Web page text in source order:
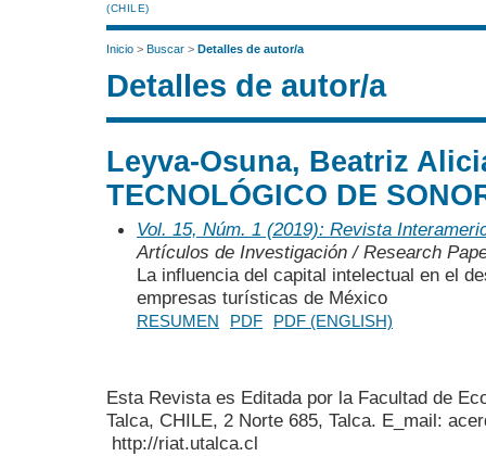
(CHILE)
Inicio > Buscar > Detalles de autor/a
Detalles de autor/a
Leyva-Osuna, Beatriz
TECNOLÓGICO DE
Vol. 15, Núm. 1 (2019): Revista
Artículos de Investigación / Research
La influencia del capital intelectual en el
empresas turísticas de México
RESUMEN PDF PDF (ENGLISH)
Esta Revista es Editada por la Facultad de
Talca, CHILE, 2 Norte 685, Talca. E_mail:
http://riat.utalca.cl